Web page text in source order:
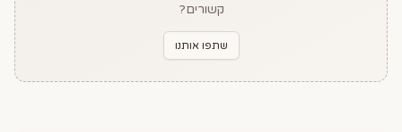
קשורים?
שתפו אותנו